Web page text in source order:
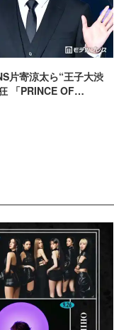
片寄涼太ら“王子大渋
「PRINCE OF
をジャック＜